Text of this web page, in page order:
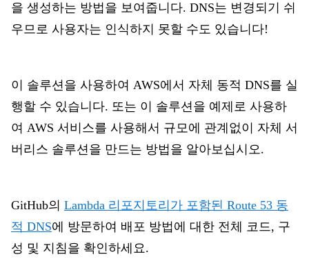
을 생성하는 방법을 보여줍니다. DNS는 변경되기 쉬
우므로 사용자는 인식하지 못할 수도 있습니다!
이 솔루션을 사용하여 AWS에서 자체 동적 DNS를 실
행할 수 있습니다. 또는 이 솔루션을 예제로 사용하
여 AWS 서비스를 사용해서 규모에 관계없이 자체 서
버리스 솔루션을 만드는 방법을 알아보십시오.
GitHub의 Lambda 리포지토리가 포함된 Route 53 동
적 DNS에 방문하여 배포 방법에 대한 전체 코드, 구
성 및 지침을 확인하세요.